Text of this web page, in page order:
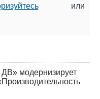
или
модернизирует